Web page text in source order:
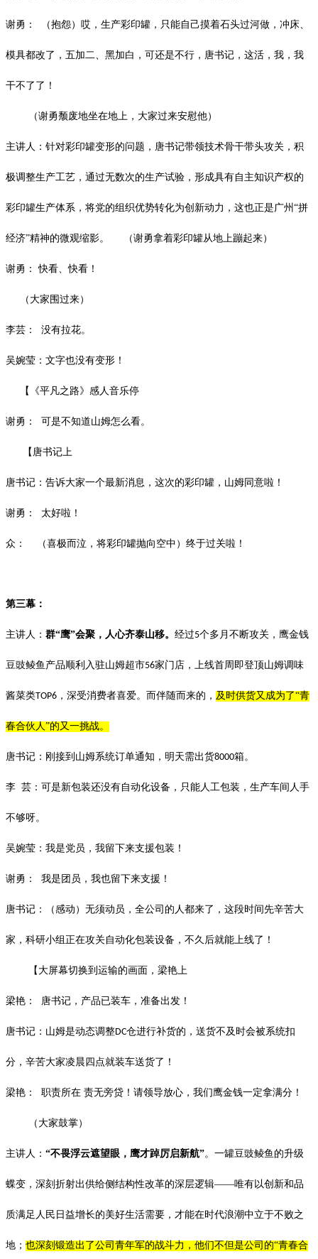
谢勇： （抱怨）哎，生产彩印罐，只能自己摸着石头过河做，冲床、
模具都改了，五加二、黑加白，可还是不行，唐书记，这活，我，我
干不了了！
（谢勇颓废地坐在地上，大家过来安慰他）
主讲人：针对彩印罐变形的问题，唐书记带领技术骨干带头攻关，积
极调整生产工艺，通过无数次的生产试验，形成具有自主知识产权的
彩印罐生产体系，将党的组织优势转化为创新动力，这也正是广州“拼
经济”精神的微观缩影。 （谢勇拿着彩印罐从地上蹦起来）
谢勇： 快看、快看！
（大家围过来）
李芸： 没有拉花。
吴婉莹：文字也没有变形！
【《平凡之路》感人音乐停
谢勇： 可是不知道山姆怎么看。
【唐书记上
唐书记：告诉大家一个最新消息，这次的彩印罐，山姆同意啦！
谢勇： 太好啦！
众： （喜极而泣，将彩印罐抛向空中）终于过关啦！
第三幕：
主讲人： 群“鹰”会聚，人心齐泰山移。 经过5个多月不断攻关，鹰金钱
豆豉鲮鱼产品顺利入驻山姆超市56家门店， 上线首周即登顶山姆调味
酱菜类TOP6 ，深受消费者喜爱。而伴随而来的， 及时供货又成为了“青
春合伙人”的又一挑战。
唐书记：刚接到山姆系统订单通知，明天需出货8000箱。
李 芸：可是新包装还没有自动化设备，只能人工包装，生产车间人手
不够呀。
吴婉莹：我是党员，我留下来支援包装！
谢勇： 我是团员，我也留下来支援！
唐书记：（感动）无须动员，全公司的人都来了，这段时间先辛苦大
家，科研小组正在攻关自动化包装设备，不久后就能上线了！
【大屏幕切换到运输的画面，梁艳上
梁艳： 唐书记，产品已装车，准备出发！
唐书记：山姆是动态调整DC仓进行补货的，送货不及时会被系统扣
分，辛苦大家凌晨四点就装车送货了！
梁艳： 职责所在 责无旁贷！请领导放心，我们鹰金钱一定拿满分！
（大家鼓掌）
主讲人： “不畏浮云遮望眼，鹰才踔厉启新航”。 一罐豆豉鲮鱼的升级
蝶变，深刻折射出供给侧结构性改革的深层逻辑——唯有以创新和品
质满足人民日益增长的美好生活需要，才能在时代浪潮中立于不败之
地； 也深刻锻造出了公司青年军的战斗力，他们不但是公司的“青春合